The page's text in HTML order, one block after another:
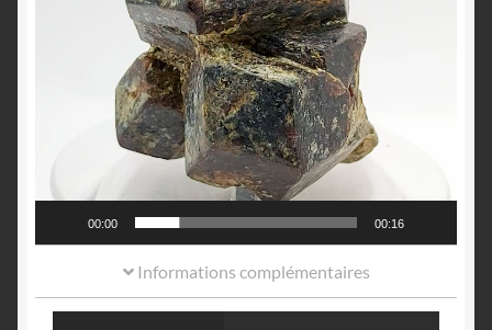
00:00 00:16
Informations complémentaires